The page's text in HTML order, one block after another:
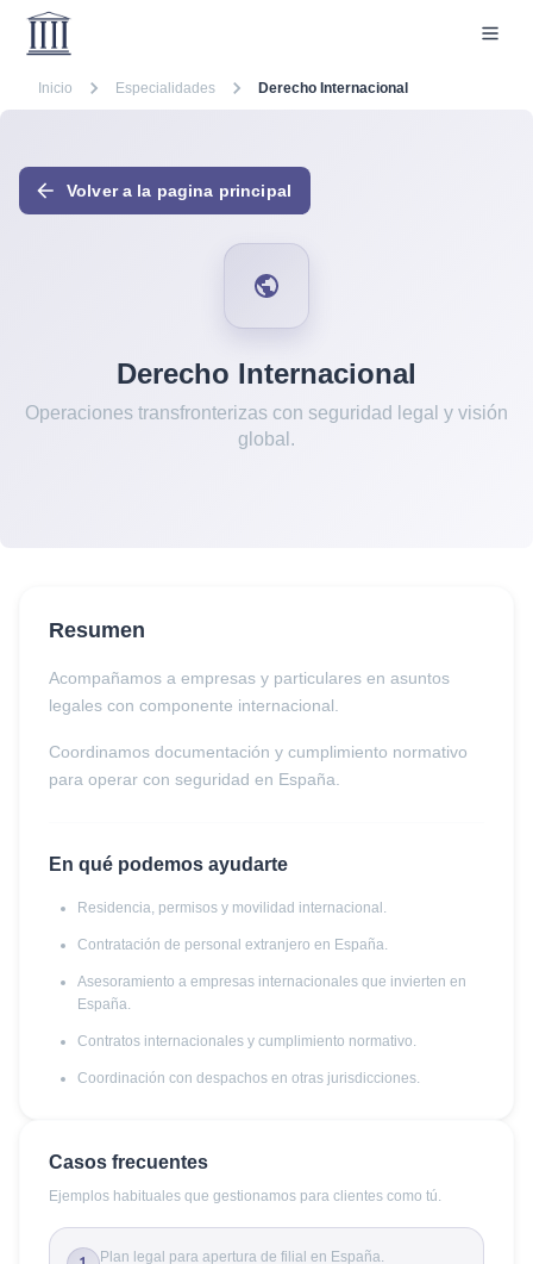
Inicio Especialidades Derecho Internacional
Volver a la pagina principal
Derecho Internacional
Operaciones transfronterizas con seguridad legal y visión
global.
Resumen
Acompañamos a empresas y particulares en asuntos
legales con componente internacional.
Coordinamos documentación y cumplimiento normativo
para operar con seguridad en España.
En qué podemos ayudarte
Residencia, permisos y movilidad internacional.
Contratación de personal extranjero en España.
Asesoramiento a empresas internacionales que invierten en
España.
Contratos internacionales y cumplimiento normativo.
Coordinación con despachos en otras jurisdicciones.
Casos frecuentes
Ejemplos habituales que gestionamos para clientes como tú.
Plan legal para apertura de filial en España.